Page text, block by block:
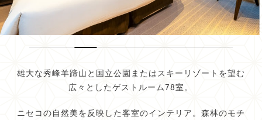
雄大な秀峰羊蹄山と国立公園またはスキーリゾートを望む
広々としたゲストルーム78室。
ニセコの自然美を反映した客室のインテリア。森林のモチ